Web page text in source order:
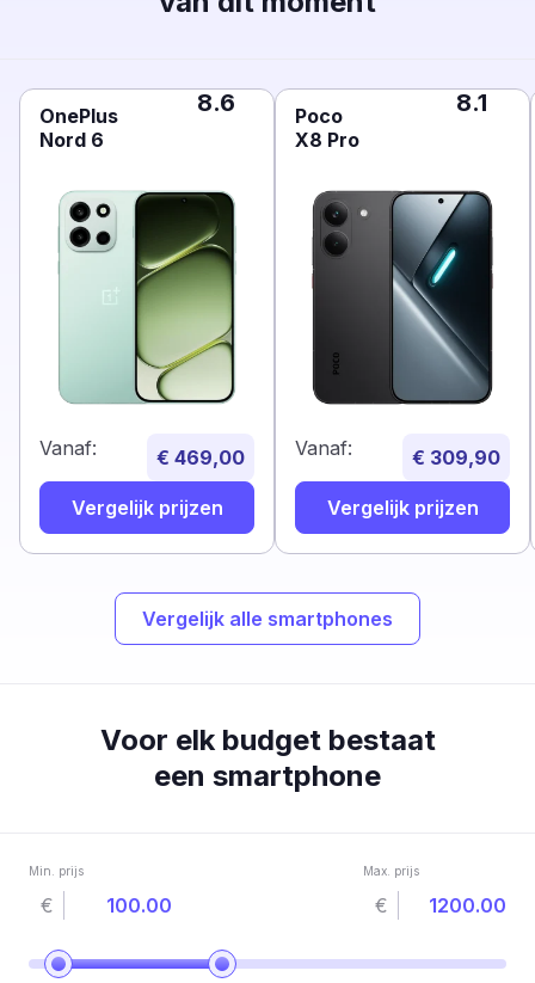
OnePlus
Nord 6
8.6
Vanaf: € 469,00
Vergelijk prijzen
Poco
X8 Pro
8.1
Vanaf: € 309,90
Vergelijk prijzen
Vergelijk alle smartphones
Voor elk budget bestaat
een smartphone
Min. prijs
€
Max. prijs
€